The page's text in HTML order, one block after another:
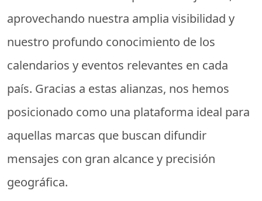
aprovechando nuestra amplia visibilidad y
nuestro profundo conocimiento de los
calendarios y eventos relevantes en cada
país. Gracias a estas alianzas, nos hemos
posicionado como una plataforma ideal para
aquellas marcas que buscan difundir
mensajes con gran alcance y precisión
geográfica.